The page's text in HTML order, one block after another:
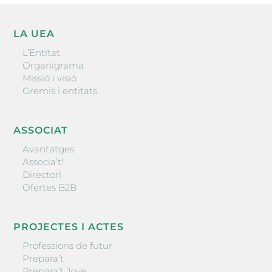
LA UEA
L’Entitat
Organigrama
Missió i visió
Gremis i entitats
ASSOCIAT
Avantatges
Associa’t!
Directori
Ofertes B2B
PROJECTES I ACTES
Professions de futur
Prepara’t